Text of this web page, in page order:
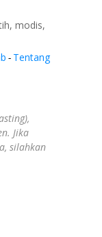
modis,
- Tentang
Jika
silahkan